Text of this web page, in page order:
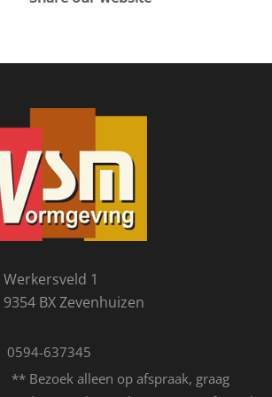
Werkersveld 1
9354 BX Zevenhuizen
0594-637345
** Bezoek alleen op afspraak, graag